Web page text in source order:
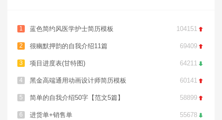
1 蓝色简约风医学护士简历模板 104151 
2 很幽默押韵的自我介绍11篇 69409 
3 项目进度表(甘特图) 64211 
4 黑金高端通用动画设计师简历模板 60141 
5 简单的自我介绍50字【范文5篇】 58899 
6 进货单+销售单 55678 